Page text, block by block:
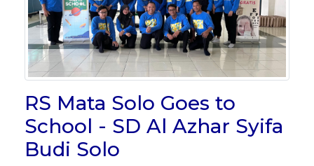
RS Mata Solo Goes to
School - SD Al Azhar Syifa
Budi Solo